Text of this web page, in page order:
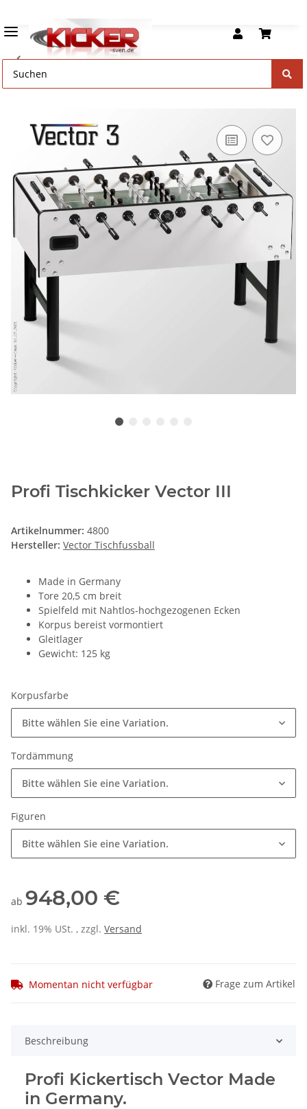
Vector Kickertische
Profi Tischkicker Vector III
Artikelnummer: 4800
Hersteller: Vector Tischfussball
Made in Germany
Tore 20,5 cm breit
Spielfeld mit Nahtlos-hochgezogenen Ecken
Korpus bereist vormontiert
Gleitlager
Gewicht: 125 kg
Korpusfarbe
Bitte wählen Sie eine Variation.
Tordämmung
Bitte wählen Sie eine Variation.
Figuren
Bitte wählen Sie eine Variation.
ab 948,00 €
inkl. 19% USt. , zzgl. Versand
Momentan nicht verfügbar Frage zum Artikel
Beschreibung
Profi Kickertisch Vector Made
in Germany.